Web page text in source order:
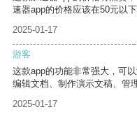
速器app的价格应该在50元以下
2025-01-17
游客
这款app的功能非常强大，可
编辑文档、制作演示文稿、管
2025-01-17